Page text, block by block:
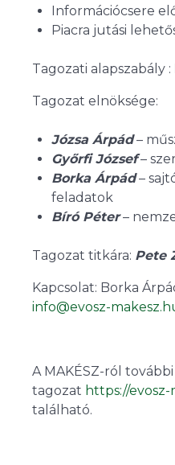
Információcsere
Piacra jutási
Tagozati alapszabály :
Tagozat elnöksége:
Józsa Árpád–
Győrfi József–
Borka Árpád–
feladatok
Bíró Péter–
Tagozat titkára: Pete
Kapcsolat: Borka
info@evosz-
A MAKÉSZ-ról
tagozat https://
található.